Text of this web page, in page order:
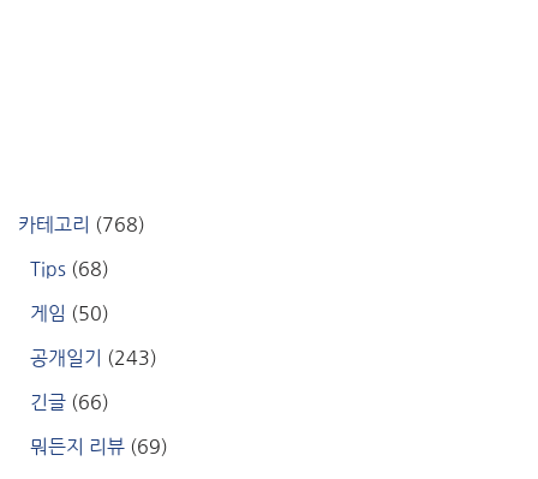
카테고리 (768)
Tips (68)
게임 (50)
공개일기 (243)
긴글 (66)
뭐든지 리뷰 (69)